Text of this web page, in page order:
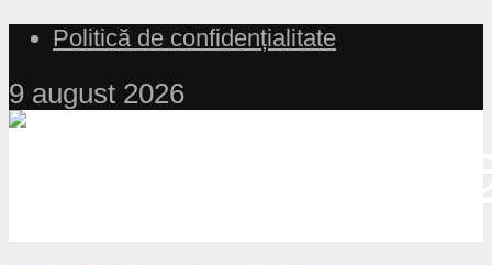
Politică de confidențialitate
9 august 2026